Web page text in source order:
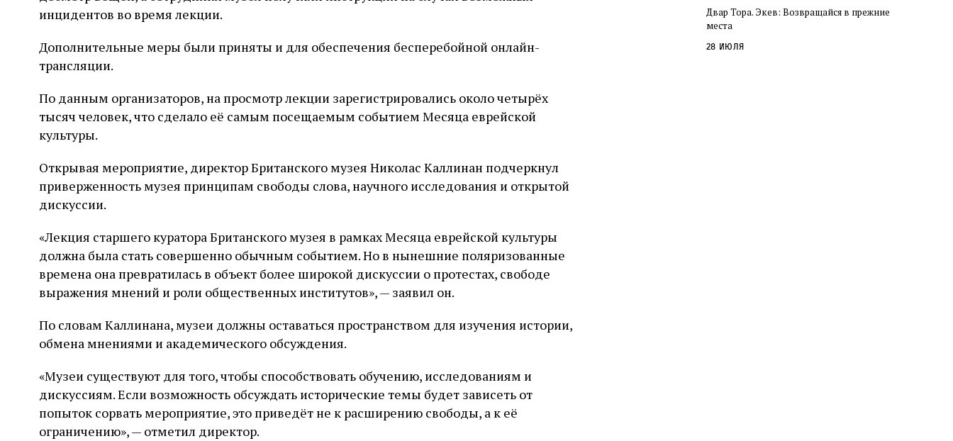
инцидентов во время лекции.
Дополнительные меры были приняты и для обеспечения бесперебойной онлайн-
трансляции.
По данным организаторов, на просмотр лекции зарегистрировались около четырёх
тысяч человек, что сделало её самым посещаемым событием Месяца еврейской
культуры.
Открывая мероприятие, директор Британского музея Николас Каллинан подчеркнул
приверженность музея принципам свободы слова, научного исследования и открытой
дискуссии.
«Лекция старшего куратора Британского музея в рамках Месяца еврейской культуры
должна была стать совершенно обычным событием. Но в нынешние поляризованные
времена она превратилась в объект более широкой дискуссии о протестах, свободе
выражения мнений и роли общественных институтов», — заявил он.
По словам Каллинана, музеи должны оставаться пространством для изучения истории,
обмена мнениями и академического обсуждения.
«Музеи существуют для того, чтобы способствовать обучению, исследованиям и
дискуссиям. Если возможность обсуждать исторические темы будет зависеть от
попыток сорвать мероприятие, это приведёт не к расширению свободы, а к её
ограничению», — отметил директор.
слово в переводе Библии
Двар Тора. Экев: Возвращайся в прежние
места
28 июля